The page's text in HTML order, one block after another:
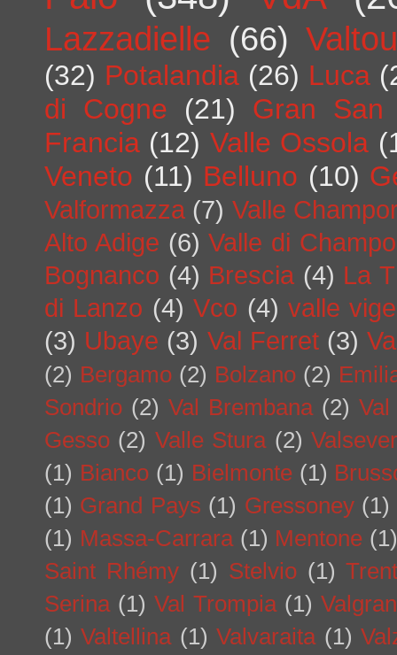
Lazzadielle (66)
(32) Potalandia (26) Luca
di Cogne
(21)
Gran San
Francia (12) Valle Ossola
Veneto (11) Belluno (10)
Valformazza (7) Valle
Alto Adige (6) Valle di
Bognanco (4) Brescia (4) La
di Lanzo (4) Vco (4) valle
(3) Ubaye (3) Val Ferret (3)
(2) Bergamo (2) Bolzano (2)
Sondrio (2) Val Brembana (2)
Gesso (2) Valle Stura (2)
(1) Bianco (1) Bielmonte (1)
(1) Grand Pays (1) Gressoney (1)
(1) Massa-Carrara (1) Mentone
Saint Rhémy (1) Stelvio (1)
Serina (1) Val Trompia (1)
(1) Valtellina (1) Valvaraita (1)